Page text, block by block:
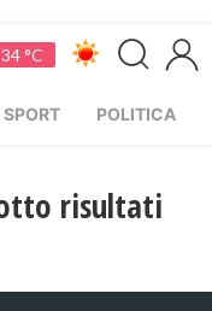
34 °C
SPORT POLITICA
risultati